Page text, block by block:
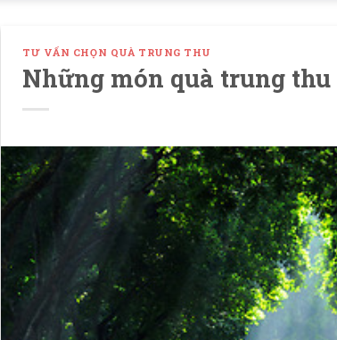
TƯ VẤN CHỌN QUÀ TRUNG THU
Những món quà trung